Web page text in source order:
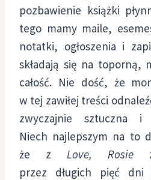
pozbawienie książki
tego mamy maile,
notatki, ogłoszenia i
składają się na toporną,
całość. Nie dość, że
w tej zawiłej treści
zwyczajnie sztuczna i
Niech najlepszym na to
że z Love, Rosie
przez długich pięć